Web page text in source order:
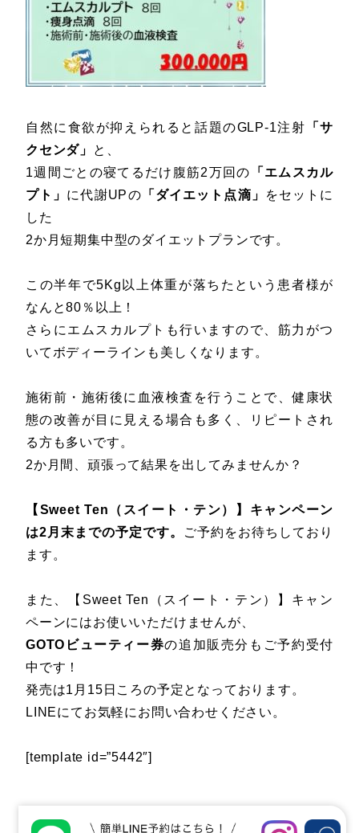
自然に食欲が抑えられると話題のGLP-1注射 「サ
クセンダ」
と、
1週間ごとの寝てるだけ腹筋2万回の 「エムスカル
プト」 に代謝UPの 「ダイエット点滴」
をセットに
した
2か月短期集中型のダイエットプランです。
この半年で5Kg以上体重が落ちたという患者様が
なんと80％以上！
さらにエムスカルプトも行いますので、筋力がつ
いてボディーラインも美しくなります。
施術前・施術後に血液検査を行うことで、健康状
態の改善が目に見える場合も多く、リピートされ
る方も多いです。
2か月間、頑張って結果を出してみませんか？
【Sweet Ten（スイート・テン）】キャンペーン
は2月末までの予定です。
ご予約をお待ちしており
ます。
また、【Sweet Ten（スイート・テン）】キャン
ペーンにはお使いいただけませんが、
GOTOビューティー券の追加販売分もご予約受付
中です！
発売は1月15日ころの予定となっております。
LINEにてお気軽にお問い合わせください。
[template id=”5442″]